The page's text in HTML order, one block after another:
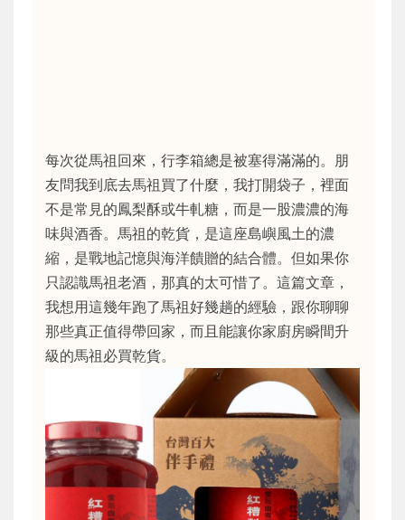
每次從馬祖回來，行李箱總是被塞得滿滿的。朋
友問我到底去馬祖買了什麼，我打開袋子，裡面
不是常見的鳳梨酥或牛軋糖，而是一股濃濃的海
味與酒香。馬祖的乾貨，是這座島嶼風土的濃
縮，是戰地記憶與海洋饋贈的結合體。但如果你
只認識馬祖老酒，那真的太可惜了。這篇文章，
我想用這幾年跑了馬祖好幾趟的經驗，跟你聊聊
那些真正值得帶回家，而且能讓你家廚房瞬間升
級的馬祖必買乾貨。